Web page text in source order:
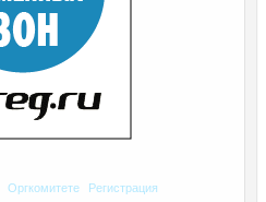
Оргкомитете
Регистрация